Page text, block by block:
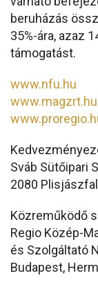
beruházás
35%-ára, azaz
támogatást.
www.nfu.hu
www.magzrt.hu
Sváb Sütőipari
2080
Közreműködő
Regio Közép-
és Szolgáltató
Budapest,